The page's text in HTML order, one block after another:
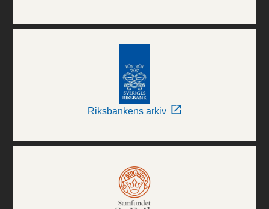
Riksbankens arkiv